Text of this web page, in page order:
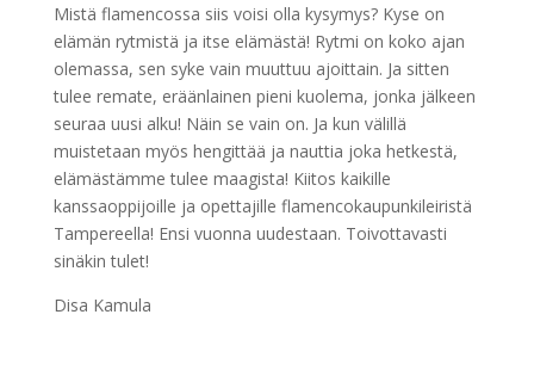
Mistä flamencossa siis voisi olla kysymys? Kyse on
elämän rytmistä ja itse elämästä! Rytmi on koko ajan
olemassa, sen syke vain muuttuu ajoittain. Ja sitten
tulee remate, eräänlainen pieni kuolema, jonka jälkeen
seuraa uusi alku! Näin se vain on. Ja kun välillä
muistetaan myös hengittää ja nauttia joka hetkestä,
elämästämme tulee maagista! Kiitos kaikille
kanssaoppijoille ja opettajille flamencokaupunkileiristä
Tampereella! Ensi vuonna uudestaan. Toivottavasti
sinäkin tulet!
Disa Kamula